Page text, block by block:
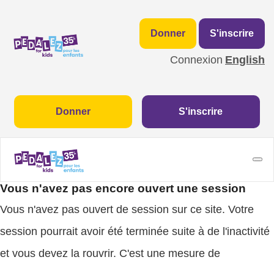
Donner S'inscrire
Connexion English
Donner S'inscrire
Vous n'avez pas encore ouvert une session
Vous n'avez pas ouvert de session sur ce site. Votre
session pourrait avoir été terminée suite à de l'inactivité
et vous devez la rouvrir. C'est une mesure de